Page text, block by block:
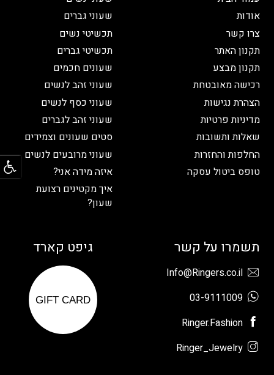
אודות
צרו קשר
תקנון האתר
תקנון מבצע
רכישה מאובטחת
הצהרת נגישות
מדיניות פרטיות
שאלות ותשובות
החלפות והחזרות
טופס ביטול עסקה
שעוני גברים
תכשיטי נשים
תכשיטי גברים
שעונים חכמים
שעוני זהב לנשים
שעוני כסף לנשים
שעוני זהב לגברים
סטים שעונים וצמידים
שעוני מרובעים לנשים
איזה מידה אני?
איך מקטינים רצועת
שעון?
תשמרו על קשר
Info@Ringers.co.il
03-9111009
Ringer.Fashion
Ringer_Jewelry
גיפט קארד
GIFT CARD